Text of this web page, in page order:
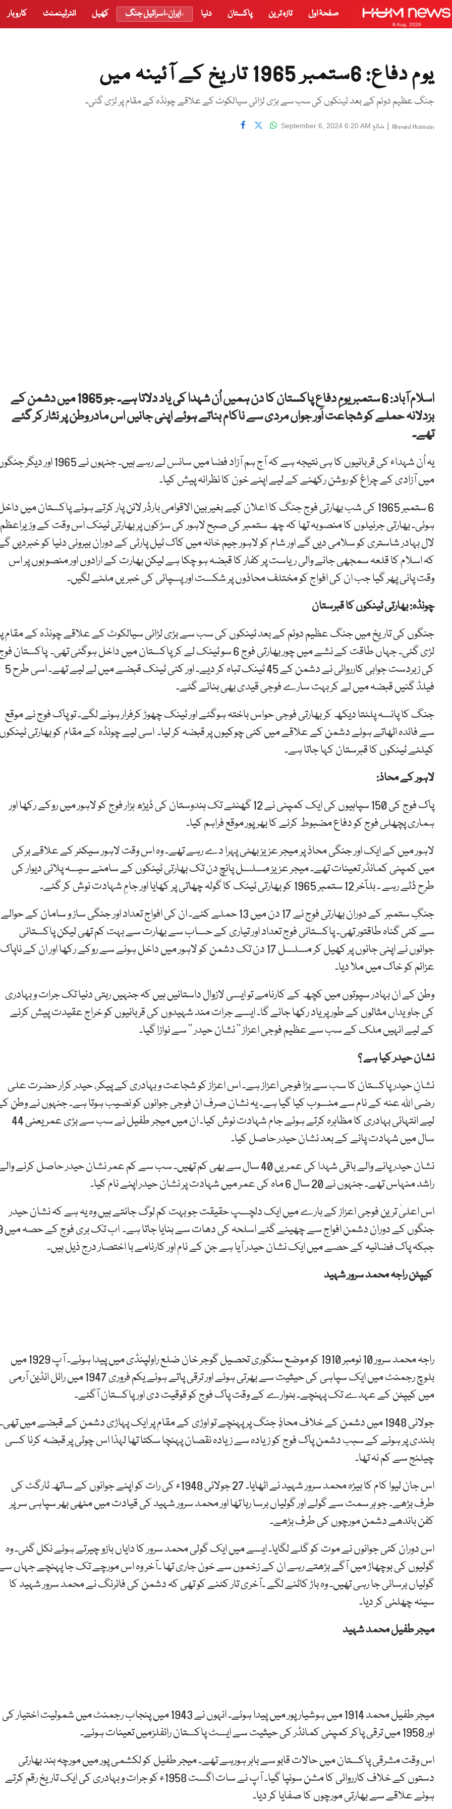
8 Aug, 2026
صفحۂ اول تازہ ترین پاکستان دنیا ایران-اسرائیل جنگ کھیل انٹرٹینمنٹ کاروبار
یوم دفاع: 6ستمبر 1965 تاریخ کے آئینہ میں
جنگ عظیم دوئم کے بعد ٹینکوں کی سب سے بڑی لڑائی سیالکوٹ کے علاقے چونڈہ کے مقام پر لڑی گئی۔
Ahmed Hussain
| شائع September 6, 2024 6:20 AM
اسلام آباد: 6 ستمبر یومِ دفاعِ پاکستان کا دن ہمیں اُن شہدا کی یاد دلاتا ہے۔ جو 1965 میں دشمن کے
بزدلانہ حملے کو شجاعت اور جواں مردی سے ناکام بناتے ہوئے اپنی جانیں اس مادر وطن پر نثار کر گئے
تھے۔
یہ اُن شہداء کی قربانیوں کا ہی نتیجہ ہے کہ آج ہم آزاد فضا میں سانس لے رہے ہیں۔ جنہوں نے 1965 اور
میں آزادی کے چراغ کو روشن رکھنے کے لیے اپنے خون کا نظرانہ پیش کیا۔
6 ستمبر 1965 کی شب بھارتی فوج جنگ کا اعلان کیے بغیر بین الاقوامی بارڈر لائن پار کرتے ہوئے پاکستان میں
ہوئی۔ بھارتی جرنیلوں کا منصوبہ تھا کہ چھ ستمبر کی صبح لاہور کی سڑکوں پر بھارتی ٹینک اس وقت کے وزیراعظم
لال بہادر شاستری کو سلامی دیں گے اور شام کو لاہور جیم خانہ میں کاک ٹیل پارٹی کے دوران بیرونی دنیا کو خبردیں
کہ اسلام کا قلعہ سمجھی جانے والی ریاست پر کفار کا قبضہ ہو چکا ہے لیکن بھارت کے ارادوں اور منصوبوں پر اس
وقت پانی پھر گیا جب ان کی افواج کو مختلف محاذوں پر شکست اور پسپائی کی خبریں ملنے لگیں۔
چونڈہ: بھارتی ٹینکوں کا قبرستان
جنگوں کی تاریخ میں جنگ عظیم دوئم کے بعد ٹینکوں کی سب سے بڑی لڑائی سیالکوٹ کے علاقے چونڈہ کے مقام
لڑی گئی۔ جہاں طاقت کے نشے میں چور بھارتی فوج 6 سو ٹينک لے کر پاکستان ميں داخل ہوگئی تھی۔ پاکستان
کی زبردست جوابی کارروائی نے دشمن کے 45 ٹینک تباہ کر دیے۔ اور کئی ٹینک قبضے میں لے لیے تھے۔ اسی طرح 5
فیلڈ گنیں قبضہ میں لے کر بہت سارے فوجی قیدی بھی بنائے گئے۔
جنگ کا پانسہ پلٹتا دیکھ کر بھارتی فوجی حواس باختہ ہوگئے اور ٹینک چھوڑ کرفرار ہونے لگے۔ تو پاک فوج نے موقع
سے فائدہ اٹھاتے ہوئے دشمن کے علاقے میں کئی چوکیوں پر قبضہ کر لیا۔ اسی لیے چونڈہ کے مقام کو بھارتی ٹینکوں
کیلئے ٹینکوں کا قبرستان کہا جاتا ہے۔
لاہور کے محاذ:
پاک فوج کی 150 سپاہیوں کی ایک کمپنی نے 12 گھنٹے تک ہندوستان کی ڈیڑھ ہزار فوج کو لاہور میں روکے رکھا اور
ہماری پچھلی فوج کو دفاع مضبوط کرنے کا بھر پور موقع فراہم کیا۔
لاہور میں کے ایک اور جنگی محاذ پر میجر عزیز بھٹی پہرا دے رہے تھے۔ وہ اس وقت لاہور سیکٹر کے علاقے برکی
میں کمپنی کمانڈر تعینات تھے۔ میجر عزیز مسلسل پانچ دن تک بھارتی ٹینکوں کے سامنے سیسہ پلائی دیوار کی
طرح ڈٹے رہے ۔ بلآخر 12 ستمبر 1965 کو بھارتی ٹینک کا گولہ چھاتی پر کھایا اور جامِ شہادت نوش کر گئے۔
جنگِ ستمبر کے دوران بھارتی فوج نے 17 دن میں 13 حملے کئے۔ ان کی افواج تعداد اور جنگی ساز و سامان کے حوالے
سے کئی گناہ طاقتور تھی۔ پاکستانی فوج تعداد اور تیاری کے حساب سے بھارت سے بہت کم تھی لیکن پاکستانی
جوانوں نے اپنی جانوں پر کھیل کر مسلسل 17 دن تک دشمن کو لاہور میں داخل ہونے سے روکے رکھا اور ان کے ناپاک
عزائم کو خاک میں ملا دیا۔
وطن کے ان بہادر سپوتوں میں کچھ کے کارنامے تو ایسی لازوال داستانیں ہیں کہ جنہیں رہتی دنیا تک جرات و بہادری
کی جاویداں مثالوں کے طور پر یاد رکھا جائے گا۔ ایسے جرات مند شہیدوں کی قربانیوں کو خراج عقیدت پیش کرنے
کے لیے انہیں ملک کے سب سے عظیم فوجی اعزاز ’’ نشان حیدر ‘‘ سے نوازا گیا۔
نشان حیدر کیا ہے ؟
نشانِ حیدر پاکستان کا سب سے بڑا فوجی اعزاز ہے۔ اس اعزاز کو شجاعت و بہادری کے پیکر، حیدر کرار حضرت علی
رضی اللہ عنہ کے نام سے منسوب کیا گیا ہے۔ یہ نشان صرف ان فوجی جوانوں کو نصیب ہوتا ہے۔ جنہوں نے وطن
لیے انتہائی بہادری کا مظاہرہ کرتے ہوئے جام شہادت نوش کیا۔ ان میں میجر طفیل نے سب سے بڑی عمر یعنی 44
سال میں شہادت پانے کے بعد نشان حیدر حاصل کیا۔
نشان حیدر پانے والے باقی شہدا کی عمریں 40 سال سے بھی کم تھیں۔ سب سے کم عمر نشان حیدر حاصل کرنے
راشد منہاس تھے۔ جنہوں نے 20 سال 6 ماہ کی عمر میں شہادت پر نشان حیدر اپنے نام کیا۔
اس اعلیٰ ترین فوجی اعزاز کے بارے میں ایک دلچسپ حقیقت جو بہت کم لوگ جانتے ہیں وہ یہ ہے کہ نشان حیدر
جنگوں کے دوران دشمن افواج سے
جبکہ پاک فضائیہ کے حصے میں ایک نشان حیدر آیا ہے جن کے نام اور کارنامے با اختصار درج ذیل ہیں۔
کیپٹن راجہ محمد سرور شہید
راجہ محمد سرور 10 نومبر 1910 کو موضع سنگوری تحصیل گوجر خان ضلع راولپنڈی میں پیدا ہوئے۔ آپ 1929 میں
بلوچ رجمنٹ میں ایک سپاہی کی حیثیت سے بھرتی ہوئے اور ترقی پاتے ہوئے یکم فروری 1947 میں رائل انڈین آرمی
میں کیپٹن کے عہدے تک پہنچے۔ بٹوارے کے وقت پاک فوج کو قوقیت دی اور پاکستان آگئے۔
جولائی 1948 میں دشمن کے خلاف محاذِ جنگ پر پہنچے تو اوڑی کے مقام پر ایک پہاڑی دشمن کے قبضے میں تھی۔
بلندی پر ہونے کے سبب دشمن پاک فوج کو زیادہ سے زیادہ نقصان پہنچا سکتا تھا لہذا اس چوٹی پر قبضہ کرنا کسی
چیلنج سے کم نہ تھا۔
اس جان لیوا کام کا بیڑہ محمد سرور شہید نے اٹھایا۔ 27 جولائی 1948ء کی رات کو اپنے جوانوں کے ساتھ ٹارگٹ کی
طرف بڑھے۔ جو ہر سمت سے گولے اور گولیاں برسا رہا تھا اور محمد سرور شہید کی قیادت میں مٹھی بھر سپاہی سر پر
کفن باندھے دشمن مورچوں کی طرف بڑھے۔
اس دوران کئی جوانوں نے موت کو گلے لگایا۔ ایسے میں ایک گولی محمد سرور کا دایاں بازو چیرتے ہوئے نکل گئی۔ وہ
گولیوں کی بوچھاڑ میں آگے بڑھتے رہے ان کے زخموں سے خون جاری تھا ۔آخر وہ اس مورچے تک جا پہنچے جہاں
گولیاں برسائی جا رہی تھیں۔ وہ باڑ کاٹنے لگے ۔آخری تار کٹنے کو تھی کہ دشمن کی فائرنگ نے محمد سرور شہید کا
سینہ چھلنی کر دیا۔
میجر طفیل محمد شہید
میجر طفیل محمد 1914 میں ہوشیار پور میں پیدا ہوئے۔ انہوں نے 1943 میں پنجاب رجمنٹ میں شمولیت اختیار کی
اور 1958 میں ترقی پاکر کمپنی کمانڈر کی حیثیت سے ایسٹ پاکستان رائفلزمیں تعینات ہوئے۔
اس وقت مشرقی پاکستان میں حالات قابو سے باہر ہورہے تھے۔ میجر طفیل کو لکشمی پور میں مورچہ بند بھارتی
دستوں کے خلاف کارروائی کا مشن سونپا گیا۔ آپ نے سات اگست 1958ء کو جرات و بہادری کی ایک تاریخ رقم کرتے
ہوئے علاقے سے بھارتی مورچوں کا صفایا کر دیا۔